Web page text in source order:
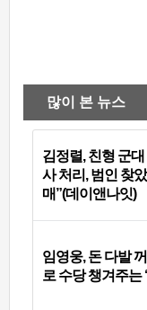
많이 본 뉴스
김정렬, 친형 군
사 처리, 범인 찾
매”(데이앤나잇)
임영웅, 돈 다발
로 수당 챙겨주는